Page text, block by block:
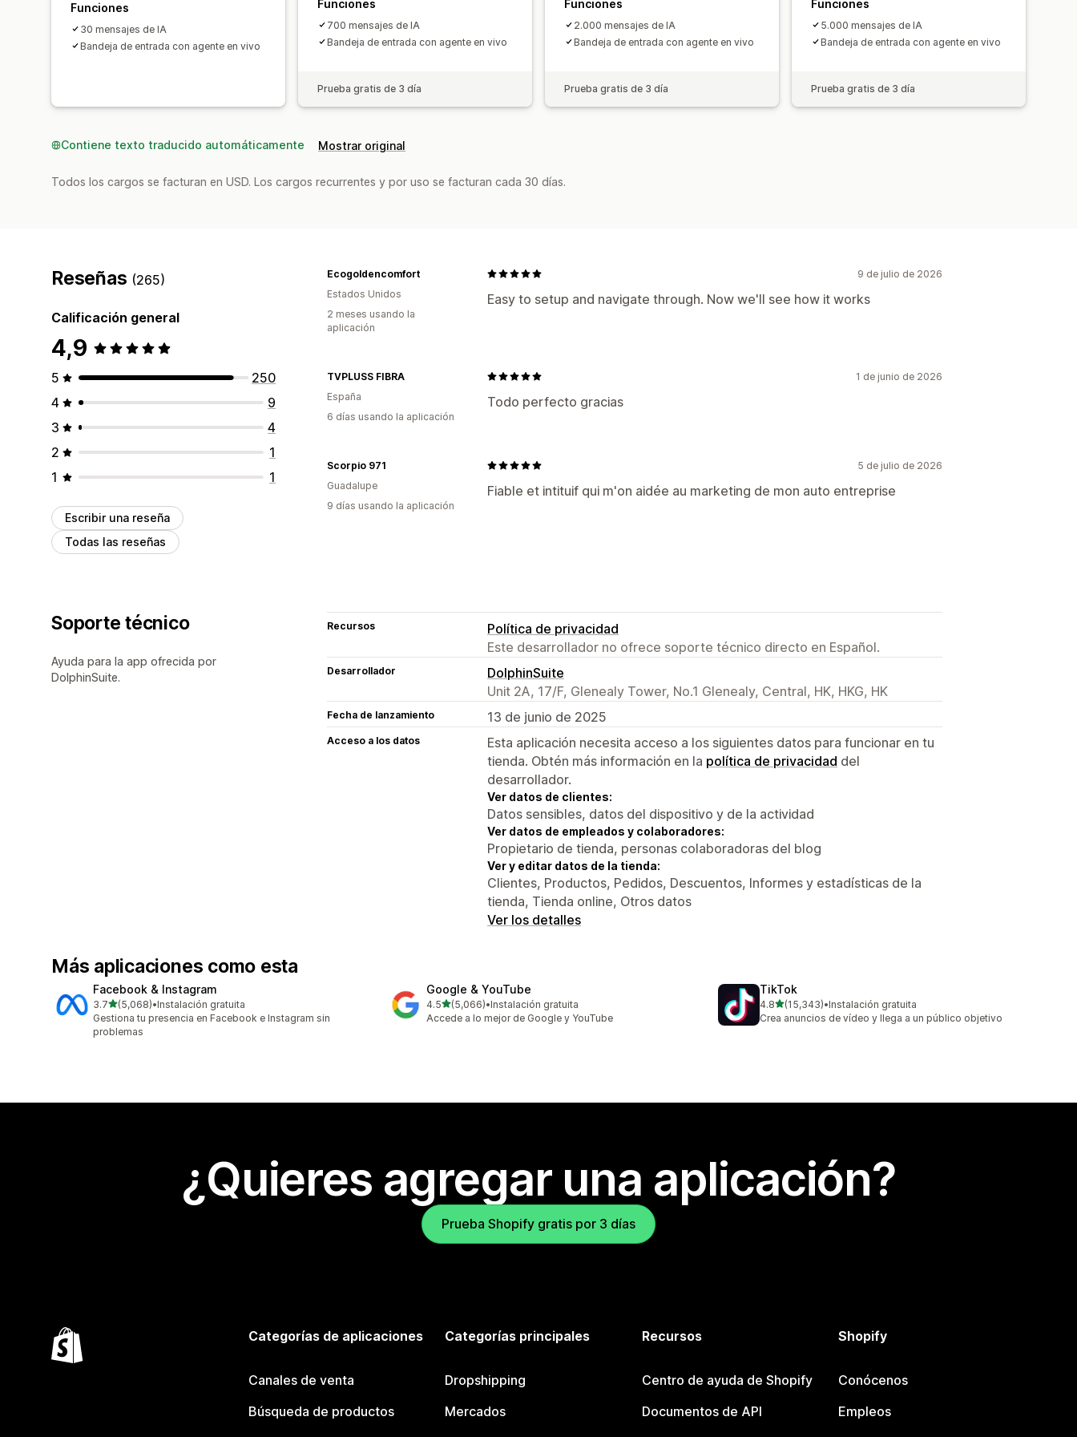
Funciones
30 mensajes de IA
Bandeja de entrada con agente en vivo
Funciones
700 mensajes de IA
Bandeja de entrada con agente en vivo
Prueba gratis de 3 día
Funciones
2.000 mensajes de IA
Bandeja de entrada con agente en vivo
Prueba gratis de 3 día
Funciones
5.000 mensajes de IA
Bandeja de entrada con agente en vivo
Prueba gratis de 3 día
Contiene texto traducido automáticamente Mostrar original
Todos los cargos se facturan en USD. Los cargos recurrentes y por uso se facturan cada 30 días.
Reseñas (265)
Calificación general
4,9
5
250
4
9
3
4
2
1
1
1
Escribir una reseña
Todas las reseñas
9 de julio de 2026
Easy to setup and navigate through. Now we'll see how it works
Ecogoldencomfort
Estados Unidos
2 meses usando la
aplicación
1 de junio de 2026
Todo perfecto gracias
TVPLUSS FIBRA
España
6 días usando la aplicación
5 de julio de 2026
Fiable et intituif qui m'on aidée au marketing de mon auto entreprise
Scorpio 971
Guadalupe
9 días usando la aplicación
Soporte técnico
Ayuda para la app ofrecida por
DolphinSuite.
Recursos
Política de privacidad
Este desarrollador no ofrece soporte técnico directo en Español.
Desarrollador
DolphinSuite
Unit 2A, 17/F, Glenealy Tower, No.1 Glenealy, Central, HK, HKG, HK
Fecha de lanzamiento 13 de junio de 2025
Acceso a los datos
Esta aplicación necesita acceso a los siguientes datos para funcionar en tu
tienda. Obtén más información en la política de privacidad del
desarrollador.
Ver datos de clientes:
Datos sensibles, datos del dispositivo y de la actividad
Ver datos de empleados y colaboradores:
Propietario de tienda, personas colaboradoras del blog
Ver y editar datos de la tienda:
Clientes, Productos, Pedidos, Descuentos, Informes y estadísticas de la
tienda, Tienda online, Otros datos
Ver los detalles
Más aplicaciones como esta
Facebook & Instagram
3.7de 5 estrellas
(5,068)
5068 reseñas en total
•Instalación gratuita
Gestiona tu presencia en Facebook e Instagram sin
problemas
Google & YouTube
4.5de 5 estrellas
(5,066)
5066 reseñas en total
•Instalación gratuita
Accede a lo mejor de Google y YouTube
TikTok
4.8de 5 estrellas
(15,343)
15343 reseñas en total
•Instalación gratuita
Crea anuncios de vídeo y llega a un público objetivo
¿Quieres agregar una aplicación?
Prueba Shopify gratis por 3 días
Categorías de aplicaciones
Canales de venta
Búsqueda de productos
Categorías principales
Dropshipping
Mercados
Recursos
Centro de ayuda de Shopify
Documentos de API
Shopify
Conócenos
Empleos